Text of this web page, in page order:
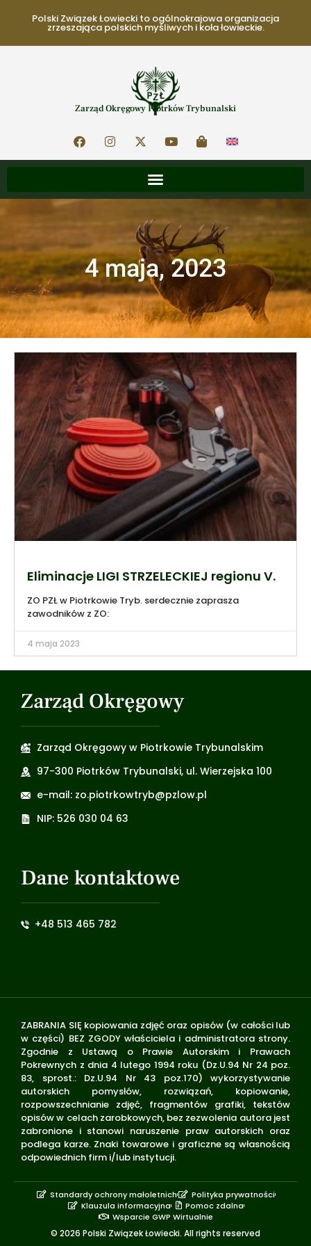
Polski Związek Łowiecki to ogólnokrajowa organizacja
zrzeszająca polskich myśliwych i koła łowieckie.
Zarząd Okręgowy Piotrków Trybunalski
4 maja, 2023
Eliminacje LIGI STRZELECKIEJ regionu V.
ZO PZŁ w Piotrkowie Tryb. serdecznie zaprasza
zawodników z ZO:
4 maja 2023
Zarząd Okręgowy
Zarząd Okręgowy w Piotrkowie Trybunalskim
97-300 Piotrków Trybunalski, ul. Wierzejska 100
e-mail: zo.piotrkowtryb@pzlow.pl
NIP: 526 030 04 63
Dane kontaktowe
+48 513 465 782
ZABRANIA SIĘ kopiowania zdjęć oraz opisów (w całości lub
w części) BEZ ZGODY właściciela i administratora strony.
Zgodnie z Ustawą o Prawie Autorskim i Prawach
Pokrewnych z dnia 4 lutego 1994 roku (Dz.U.94 Nr 24 poz.
83, sprost.: Dz.U.94 Nr 43 poz.170) wykorzystywanie
autorskich pomysłów, rozwiązań, kopiowanie,
rozpowszechnianie zdjęć, fragmentów grafiki, tekstów
opisów w celach zarobkowych, bez zezwolenia autora jest
zabronione i stanowi naruszenie praw autorskich oraz
podlega karze. Znaki towarowe i graficzne są własnością
odpowiednich firm i/lub instytucji.
© 2026 Polski Związek Łowiecki. All rights reserved
Standardy ochrony małoletnich
Polityka prywatności
Klauzula informacyjna
Pomoc zdalna
Wsparcie GWP Wirtualnie